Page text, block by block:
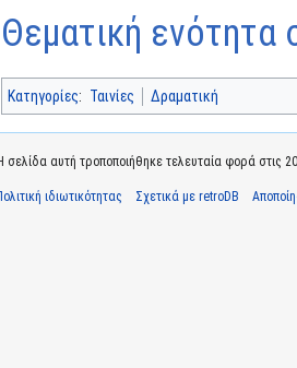
Θεματική ενότητα
Κατηγορίες: Ταινίες Δραματική
σελίδα αυτή τροποποιήθηκε τελευταία φορά στις
ιδιωτικότητας Σχετικά με retroDB